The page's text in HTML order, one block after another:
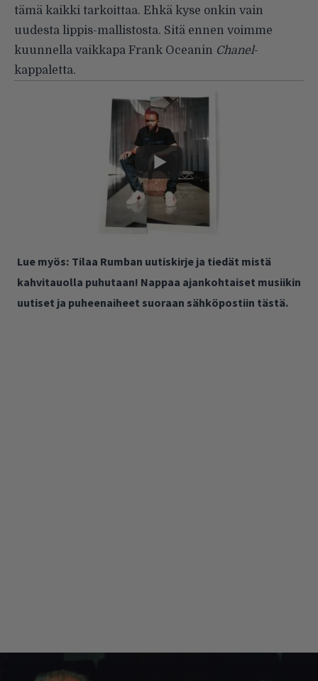
tämä kaikki tarkoittaa. Ehkä kyse onkin vain
uudesta lippis-mallistosta. Sitä ennen voimme
kuunnella vaikkapa Frank Oceanin Chanel-
kappaletta.
Lue myös: Tilaa Rumban uutiskirje ja tiedät mistä
kahvitauolla puhutaan! Nappaa ajankohtaiset musiikin
uutiset ja puheenaiheet suoraan sähköpostiin tästä.